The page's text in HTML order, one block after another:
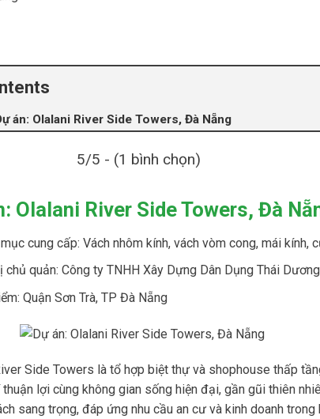
án: Olalani River Side Towers, Đà Nẵng
5/5 - (1 bình chọn)
Olalani River Side Towers, Đà
cung cấp: Vách nhôm kính, vách vòm cong, mái kính,
chủ quản: Công ty TNHH Xây Dựng Dân Dụng Thái Dương
Quận Sơn Trà, TP Đà Nẵng
Side Towers là tổ hợp biệt thự và shophouse thấp
thuận lợi cùng không gian sống hiện đại, gần gũi thiên
sang trọng, đáp ứng nhu cầu an cư và kinh doanh